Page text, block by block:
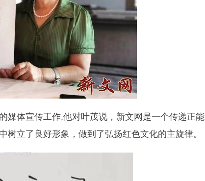
媒体宣传工作,他对叶茂说，新文网是一个传递正能
立了良好形象，做到了弘扬红色文化的主旋律。